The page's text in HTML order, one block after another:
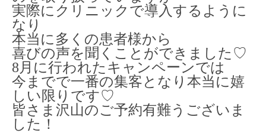
実際にクリニックで導入するように
なり
本当に多くの患者様から
喜びの声を聞くことができました♡
8月に行われたキャンペーンでは
今までで一番の集客となり本当に嬉
しい限りです♡
皆さま沢山のご予約有難うございま
した！